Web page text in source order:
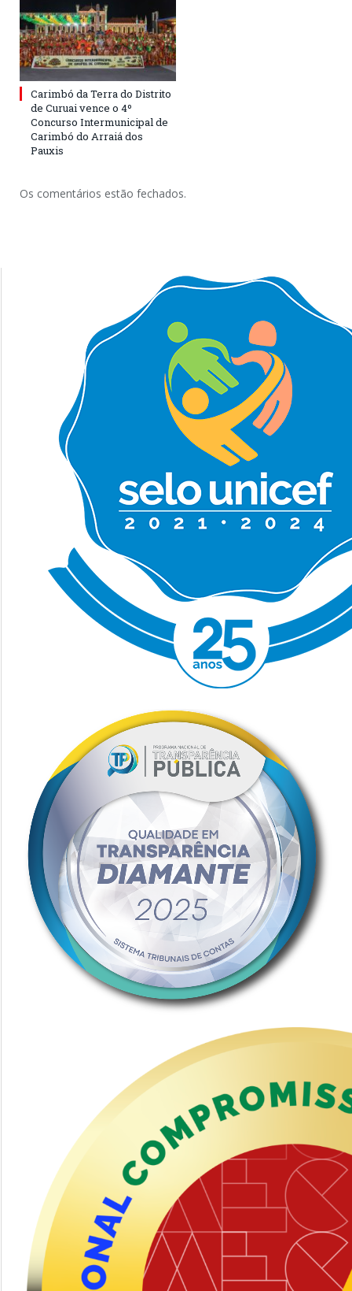
Carimbó da Terra do Distrito
de Curuai vence o 4º
Concurso Intermunicipal de
Carimbó do Arraiá dos
Pauxis
Os comentários estão fechados.